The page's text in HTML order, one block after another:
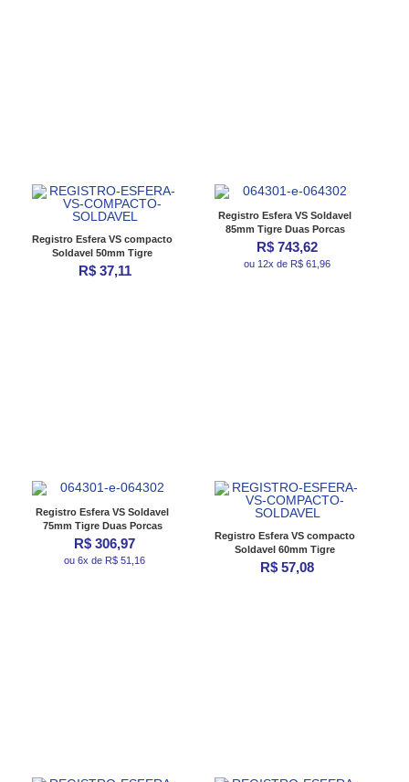
Registro Esfera VS compacto
Soldavel 50mm Tigre
R$ 37,11
Registro Esfera VS Soldavel
85mm Tigre Duas Porcas
R$ 743,62
ou 12x de R$ 61,96
Registro Esfera VS Soldavel
75mm Tigre Duas Porcas
R$ 306,97
ou 6x de R$ 51,16
Registro Esfera VS compacto
Soldavel 60mm Tigre
R$ 57,08